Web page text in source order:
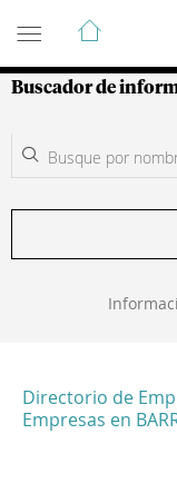
Guía de
Buscador de
Directorio de
Empresas en